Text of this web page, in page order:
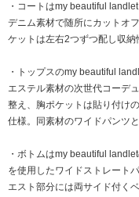
・コートはmy beautiful
デニム素材で随所にカットオ
ケットは左右2つずつ配し収納
・トップスのmy beautiful
エステル素材の次世代コーデ
整え、胸ポケットは貼り付け
仕様。同素材のワイドパンツ
・ボトムはmy beautiful
を使用したワイドストレート
エスト部分には両サイド付く